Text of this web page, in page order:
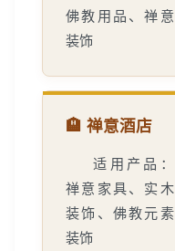
佛教用品、禅意
装饰
🏨 禅意酒店
适用产品：
禅意家具、实木
装饰、佛教元素
装饰